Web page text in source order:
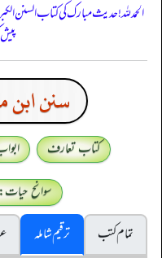
الحمدللہ! حدیث مبارک کی کتاب السنن
سنن ابن
کتاب تعارف
سوانح حیات:
تمام کتب
ترقیم شاملہ